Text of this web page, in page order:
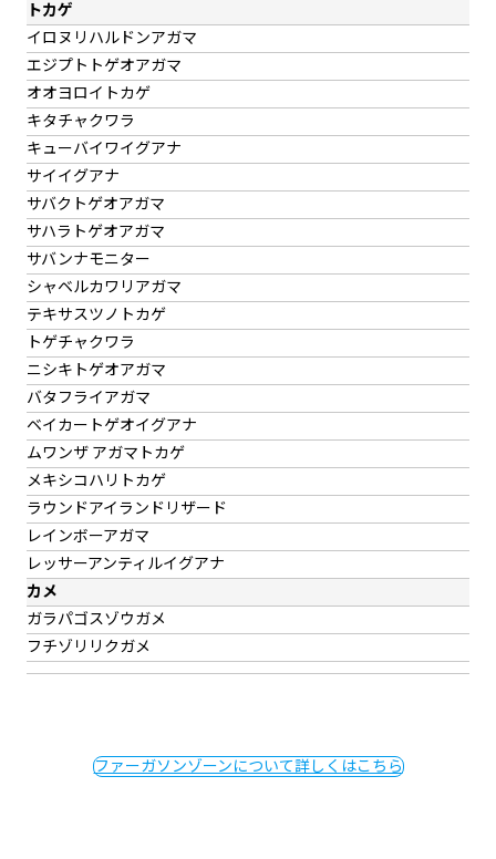
トカゲ
イロヌリハルドンアガマ
エジプトトゲオアガマ
オオヨロイトカゲ
キタチャクワラ
キューバイワイグアナ
サイイグアナ
サバクトゲオアガマ
サハラトゲオアガマ
サバンナモニター
シャベルカワリアガマ
テキサスツノトカゲ
トゲチャクワラ
ニシキトゲオアガマ
バタフライアガマ
ベイカートゲオイグアナ
ムワンザ アガマトカゲ
メキシコハリトカゲ
ラウンドアイランドリザード
レインボーアガマ
レッサーアンティルイグアナ
カメ
ガラパゴスゾウガメ
フチゾリリクガメ
ファーガソンゾーンについて詳しくはこちら